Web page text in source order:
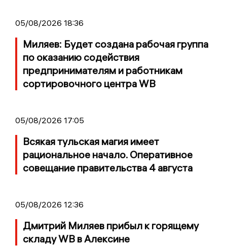
05/08/2026 18:36
Миляев: Будет создана рабочая группа
по оказанию содействия
предпринимателям и работникам
сортировочного центра WB
05/08/2026 17:05
Всякая тульская магия имеет
рациональное начало. Оперативное
совещание правительства 4 августа
05/08/2026 12:36
Дмитрий Миляев прибыл к горящему
складу WB в Алексине